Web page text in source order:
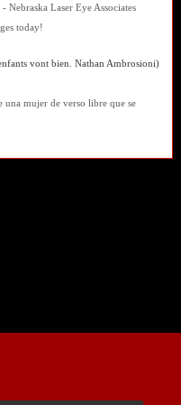
Laser Eye Associates
today!
vont bien. Nathan Ambrosioni)
mujer de verso libre que se